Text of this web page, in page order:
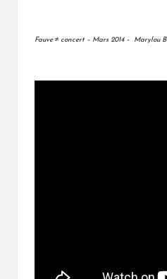
Fauve ≠ concert – Mars 2014 – Marylou B